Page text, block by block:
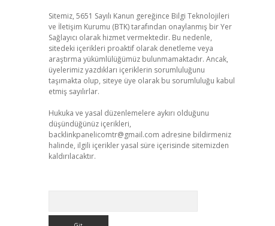
Sitemiz, 5651 Sayılı Kanun gereğince Bilgi Teknolojileri
ve İletişim Kurumu (BTK) tarafından onaylanmış bir Yer
Sağlayıcı olarak hizmet vermektedir. Bu nedenle,
sitedeki içerikleri proaktif olarak denetleme veya
araştırma yükümlülüğümüz bulunmamaktadır. Ancak,
üyelerimiz yazdıkları içeriklerin sorumluluğunu
taşımakta olup, siteye üye olarak bu sorumluluğu kabul
etmiş sayılırlar.
Hukuka ve yasal düzenlemelere aykırı olduğunu
düşündüğünüz içerikleri,
backlinkpanelicomtr@gmail.com adresine bildirmeniz
halinde, ilgili içerikler yasal süre içerisinde sitemizden
kaldırılacaktır.